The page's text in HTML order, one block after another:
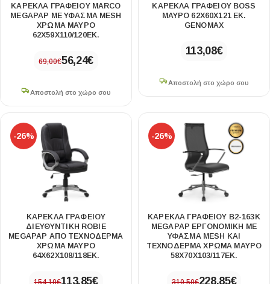
ΚΑΡΈΚΛΑ ΓΡΑΦΕΊΟΥ MARCO
MEGAPAP ΜΕ ΎΦΑΣΜΑ MESH
ΧΡΏΜΑ ΜΑΎΡΟ
62X59X110/120ΕΚ.
69,00€56,24€
Αποστολή στο χώρο σου
ΚΑΡΈΚΛΑ ΓΡΑΦΕΊΟΥ BOSS
ΜΑΎΡΟ 62X60X121 ΕΚ.
GENOMAX
113,08€
Αποστολή στο χώρο σου
-26%
ΚΑΡΈΚΛΑ ΓΡΑΦΕΊΟΥ
ΔΙΕΥΘΥΝΤΙΚΉ ROBIE
MEGAPAP ΑΠΌ ΤΕΧΝΌΔΕΡΜΑ
ΧΡΏΜΑ ΜΑΎΡΟ
64X62X108/118ΕΚ.
154,10€113,85€
-26%
ΚΑΡΈΚΛΑ ΓΡΑΦΕΊΟΥ B2-163K
MEGAPAP ΕΡΓΟΝΟΜΙΚΉ ΜΕ
ΎΦΑΣΜΑ MESH ΚΑΙ
ΤΕΧΝΌΔΕΡΜΑ ΧΡΏΜΑ ΜΑΎΡΟ
58X70X103/117ΕΚ.
310,50€228,85€